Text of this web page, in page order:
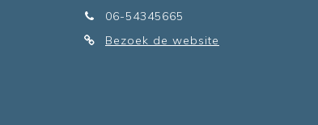
06-54345665
Bezoek de website